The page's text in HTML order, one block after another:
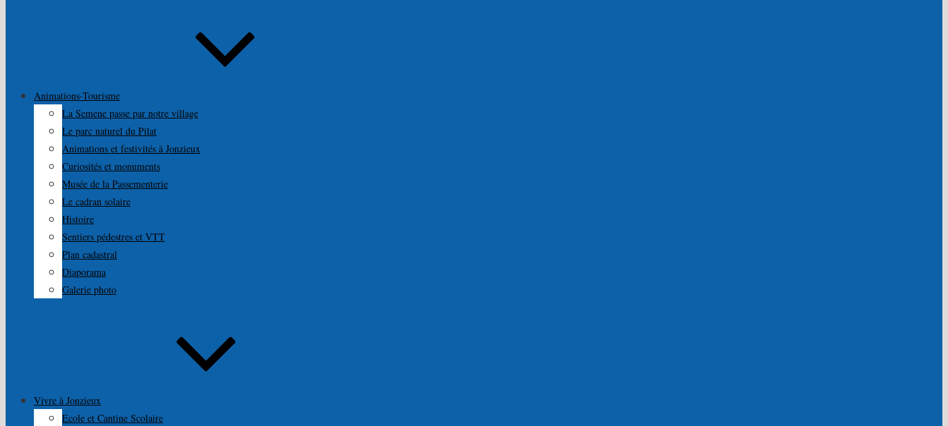
Animations-Tourisme
La Semene passe par notre village
Le parc naturel du Pilat
Animations et festivités à Jonzieux
Curiosités et monuments
Musée de la Passementerie
Le cadran solaire
Histoire
Sentiers pédestres et VTT
Plan cadastral
Diaporama
Galerie photo
Vivre à Jonzieux
Ecole et Cantine Scolaire